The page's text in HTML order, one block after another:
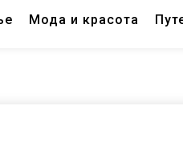
Мода и красота